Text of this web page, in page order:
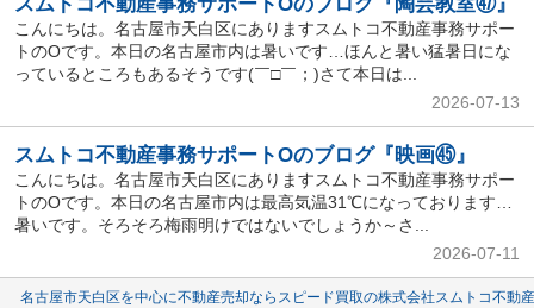
こんにちは。名古屋市天白区にありますスムトコ不動産事務サポー
トのOです。本日の名古屋市内は暑いです…ほんと暑い猛暑日にな
っているところもあるそうです(￣□￣；)さて本日は...
2026-07-13
スムトコ不動産事務サポートOのブログ『映画㊺』
こんにちは。名古屋市天白区にありますスムトコ不動産事務サポー
トのOです。本日の名古屋市内は最高気温31℃になっております…
暑いです。そろそろ梅雨明けではないでしょうか～さ...
2026-07-11
名古屋市天白区を中心に不動産売却ならスピード買取の株式会社スムトコ不動